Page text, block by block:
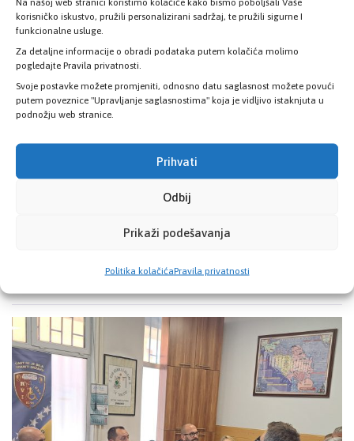
korisničko iskustvo, pružili personalizirani sadržaj, te pružili sigurne I
funkcionalne usluge.
Za detaljne informacije o obradi podataka putem kolačića molimo
pogledajte Pravila privatnosti.
Svoje postavke možete promjeniti, odnosno datu saglasnost možete povući
putem poveznice "Upravljanje saglasnostima" koja je vidljivo istaknjuta u
podnožju web stranice.
Prihvati
Odbij
Prikaži podešavanja
Politika kolačićaPravila privatnosti
Dan Euromelanoma: Briga o koži je briga
maj obilježava se kao Dan Euromelanoma, kada se kroz
otkrivanja melanoma i…